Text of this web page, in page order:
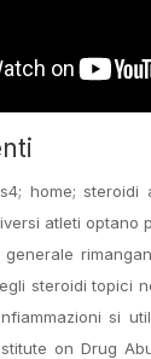
home;
atleti optano
steroidi topici
si
on Drug